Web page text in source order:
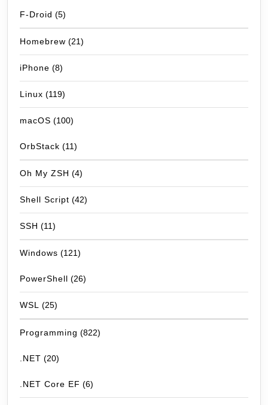
F-Droid (5)
Homebrew (21)
iPhone (8)
Linux (119)
macOS (100)
OrbStack (11)
Oh My ZSH (4)
Shell Script (42)
SSH (11)
Windows (121)
PowerShell (26)
WSL (25)
Programming (822)
.NET (20)
.NET Core EF (6)